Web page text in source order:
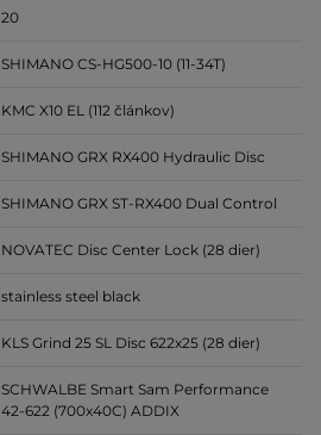
20
SHIMANO CS-HG500-10 (11-34T)
KMC X10 EL (112 článkov)
SHIMANO GRX RX400 Hydraulic Disc
SHIMANO GRX ST-RX400 Dual Control
NOVATEC Disc Center Lock (28 dier)
stainless steel black
KLS Grind 25 SL Disc 622x25 (28 dier)
SCHWALBE Smart Sam Performance
42-622 (700x40C) ADDIX